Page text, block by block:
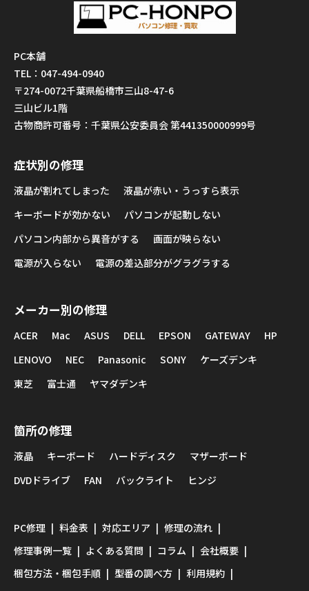
PC本舗
TEL：047-494-0940
〒274-0072千葉県船橋市三山8-47-6
三山ビル1階
古物商許可番号：千葉県公安委員会 第441350000999号
症状別の修理
液晶が割れてしまった
液晶が赤い・うっすら表示
キーボードが効かない
パソコンが起動しない
パソコン内部から異音がする
画面が映らない
電源が入らない
電源の差込部分がグラグラする
メーカー別の修理
ACER Mac ASUS DELL EPSON GATEWAY
HP
LENOVO
NEC Panasonic SONY
ケーズデンキ
東芝
富士通 ヤマダデンキ
箇所の修理
液晶 キーボード ハードディスク
マザーボード
DVDドライブ
FAN バックライト ヒンジ
PC修理 料金表 対応エリア
修理の流れ
修理事例一覧
よくある質問 コラム
会社概要
梱包方法・梱包手順
型番の調べ方
利用規約